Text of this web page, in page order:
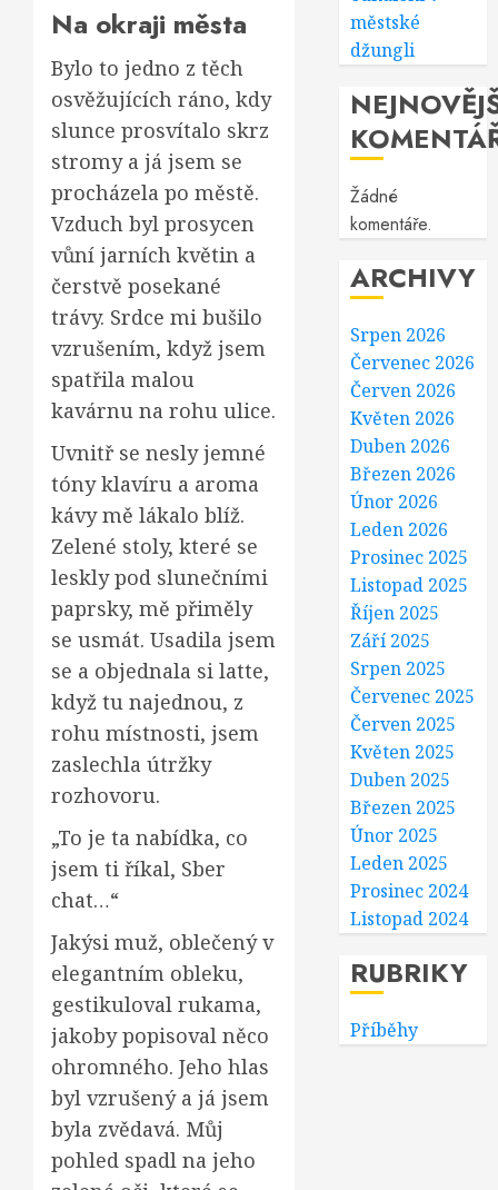
Na okraji města
Bylo to jedno z těch
osvěžujících ráno, kdy
slunce prosvítalo skrz
stromy a já jsem se
procházela po městě.
Vzduch byl prosycen
vůní jarních květin a
čerstvě posekané
trávy. Srdce mi bušilo
vzrušením, když jsem
spatřila malou
kavárnu na rohu ulice.
Uvnitř se nesly jemné
tóny klavíru a aroma
kávy mě lákalo blíž.
Zelené stoly, které se
leskly pod slunečními
paprsky, mě přiměly
se usmát. Usadila jsem
se a objednala si latte,
když tu najednou, z
rohu místnosti, jsem
zaslechla útržky
rozhovoru.
„To je ta nabídka, co
jsem ti říkal, Sber
chat…“
Jakýsi muž, oblečený v
elegantním obleku,
gestikuloval rukama,
jakoby popisoval něco
ohromného. Jeho hlas
byl vzrušený a já jsem
byla zvědavá. Můj
pohled spadl na jeho
městské
džungli
Žádné
komentáře.
ARCHIVY
Srpen 2026
Červenec 2026
Červen 2026
Květen 2026
Duben 2026
Březen 2026
Únor 2026
Leden 2026
Prosinec 2025
Listopad 2025
Říjen 2025
Září 2025
Srpen 2025
Červenec 2025
Červen 2025
Květen 2025
Duben 2025
Březen 2025
Únor 2025
Leden 2025
Prosinec 2024
Listopad 2024
RUBRIKY
Příběhy